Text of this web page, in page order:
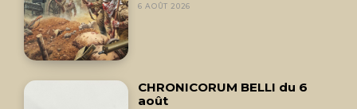
6 AOÛT 2026
CHRONICORUM BELLI du 6
août